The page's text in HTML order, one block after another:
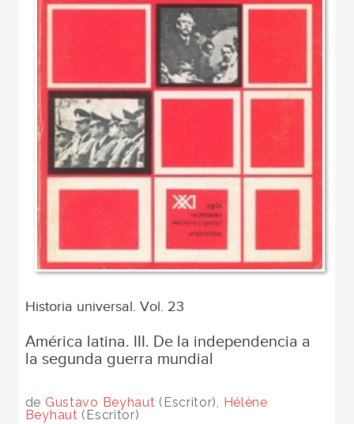
Historia universal. Vol. 23
América latina. III. De la independencia a
la segunda guerra mundial
de Gustavo Beyhaut (Escritor), Hélène
Beyhaut (Escritor)